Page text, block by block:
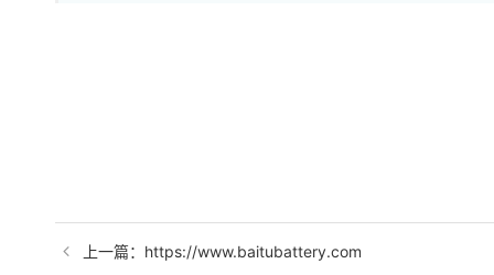
上一篇：https://www.baitubattery.com